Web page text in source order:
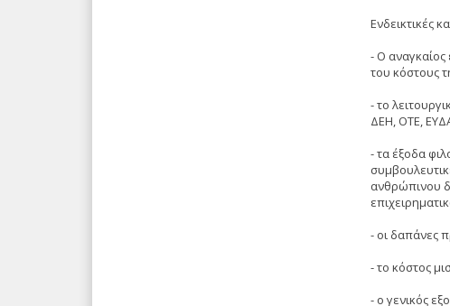
Ενδεικτικές
- Ο
του κόστους
- το
ΔΕΗ, ΟΤΕ,
- τα έξοδα
ανθρώπινου
- οι δαπάνες
- το κόστος
- ο γενικός